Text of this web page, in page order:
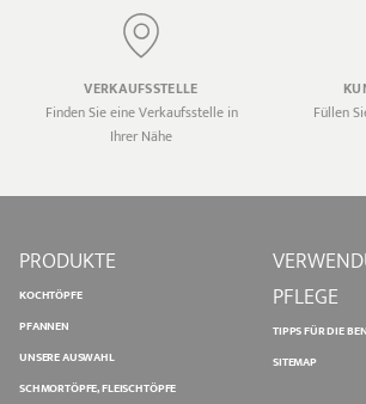
VERKAUFSSTELLE
Finden Sie eine Verkaufsstelle in
Ihrer Nähe
Füllen
PRODUKTE
KOCHTÖPFE
PFANNEN
UNSERE AUSWAHL
SCHMORTÖPFE, FLEISCHTÖPFE
PFLEGE
TIPPS FÜR DIE
SITEMAP